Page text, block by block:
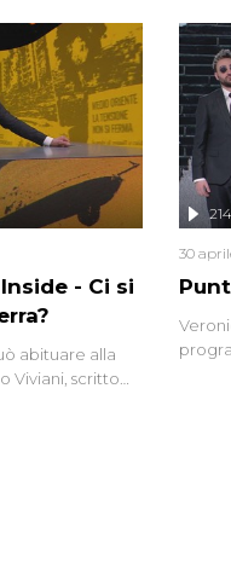
e
- Ci si
abituare alla
Viviani, scritto
30